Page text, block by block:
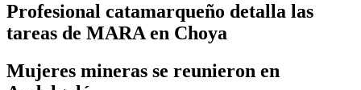
Profesional catamarqueño detalla las
tareas de MARA en Choya
Mujeres mineras se reunieron en